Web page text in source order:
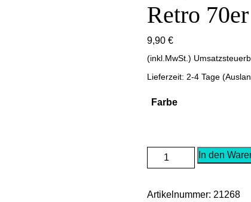
Retro
9,90 €
(inkl.MwSt.)
Lieferzeit: 2-4 Tage
Farbe
Runde
Sonnenbrille
Bügel
In den
Artikelnummer: 21268